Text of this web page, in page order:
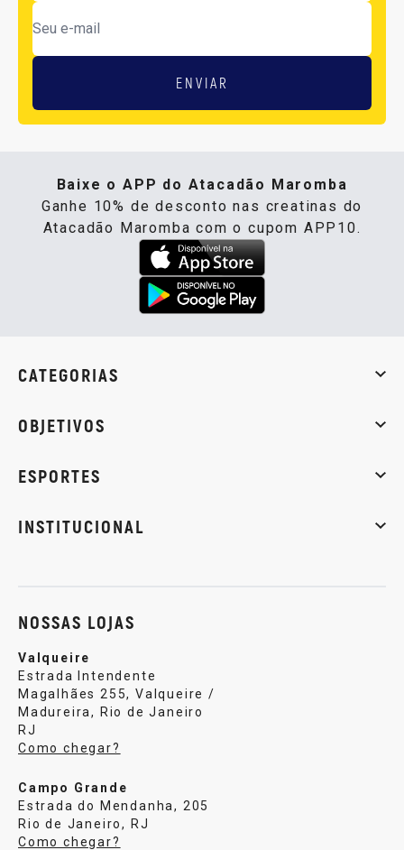
ENVIAR
Baixe o APP do Atacadão Maromba
Ganhe 10% de desconto nas creatinas do
Atacadão Maromba com o cupom APP10.
CATEGORIAS
OBJETIVOS
ESPORTES
INSTITUCIONAL
NOSSAS LOJAS
Valqueire
Estrada Intendente
Magalhães 255, Valqueire /
Madureira, Rio de Janeiro
RJ
Como chegar?
Campo Grande
Estrada do Mendanha, 205
Rio de Janeiro, RJ
Como chegar?